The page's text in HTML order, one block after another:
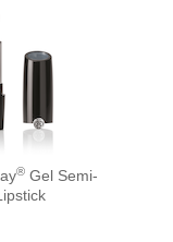
® Gel Semi-